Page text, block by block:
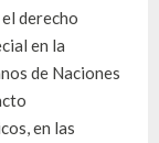
derecho
en la
de Naciones
en las